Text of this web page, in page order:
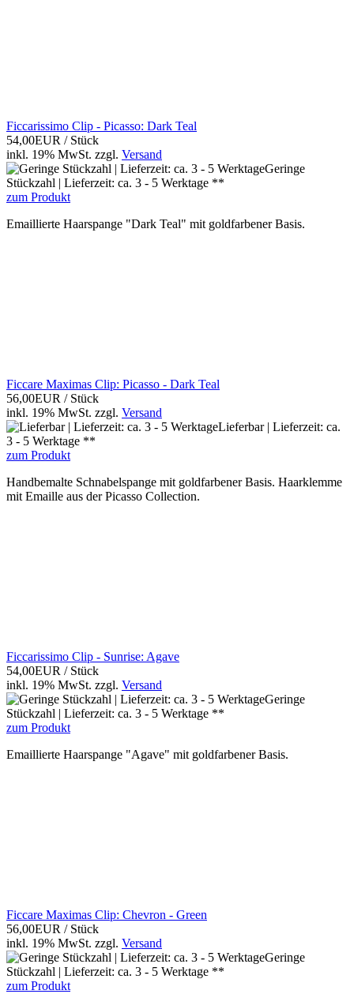
Ficcarissimo Clip - Picasso: Dark Teal
54,00EUR / Stück
inkl. 19% MwSt. zzgl. Versand
Geringe
Stückzahl | Lieferzeit: ca. 3 - 5 Werktage **
zum Produkt
Emaillierte Haarspange "Dark Teal" mit goldfarbener Basis.
Ficcare Maximas Clip: Picasso - Dark Teal
56,00EUR / Stück
inkl. 19% MwSt. zzgl. Versand
Lieferbar | Lieferzeit: ca.
3 - 5 Werktage **
zum Produkt
Handbemalte Schnabelspange mit goldfarbener Basis. Haarklemme
mit Emaille aus der Picasso Collection.
Ficcarissimo Clip - Sunrise: Agave
54,00EUR / Stück
inkl. 19% MwSt. zzgl. Versand
Geringe
Stückzahl | Lieferzeit: ca. 3 - 5 Werktage **
zum Produkt
Emaillierte Haarspange "Agave" mit goldfarbener Basis.
Ficcare Maximas Clip: Chevron - Green
56,00EUR / Stück
inkl. 19% MwSt. zzgl. Versand
Geringe
Stückzahl | Lieferzeit: ca. 3 - 5 Werktage **
zum Produkt